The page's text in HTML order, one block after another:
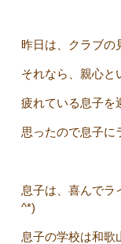
昨日は、クラブの
それなら、親心と
疲れている息子を
思ったので息子に
息子は、喜んでラ
^*)
息子の学校は和歌